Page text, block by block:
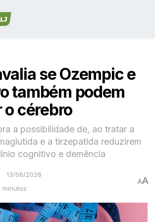
se Ozempic e
também podem
o cérebro
a possibilidade de, ao tratar a
e a tirzepatida reduzirem
cognitivo e demência
13/06/2026
minutos
AA